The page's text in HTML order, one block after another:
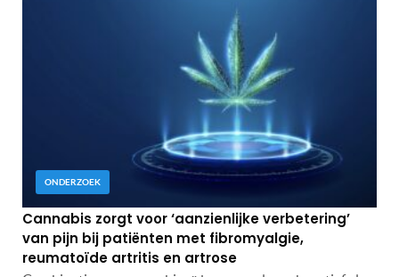
ONDERZOEK
Cannabis zorgt voor ‘aanzienlijke verbetering’
van pijn bij patiënten met fibromyalgie,
reumatoïde artritis en artrose